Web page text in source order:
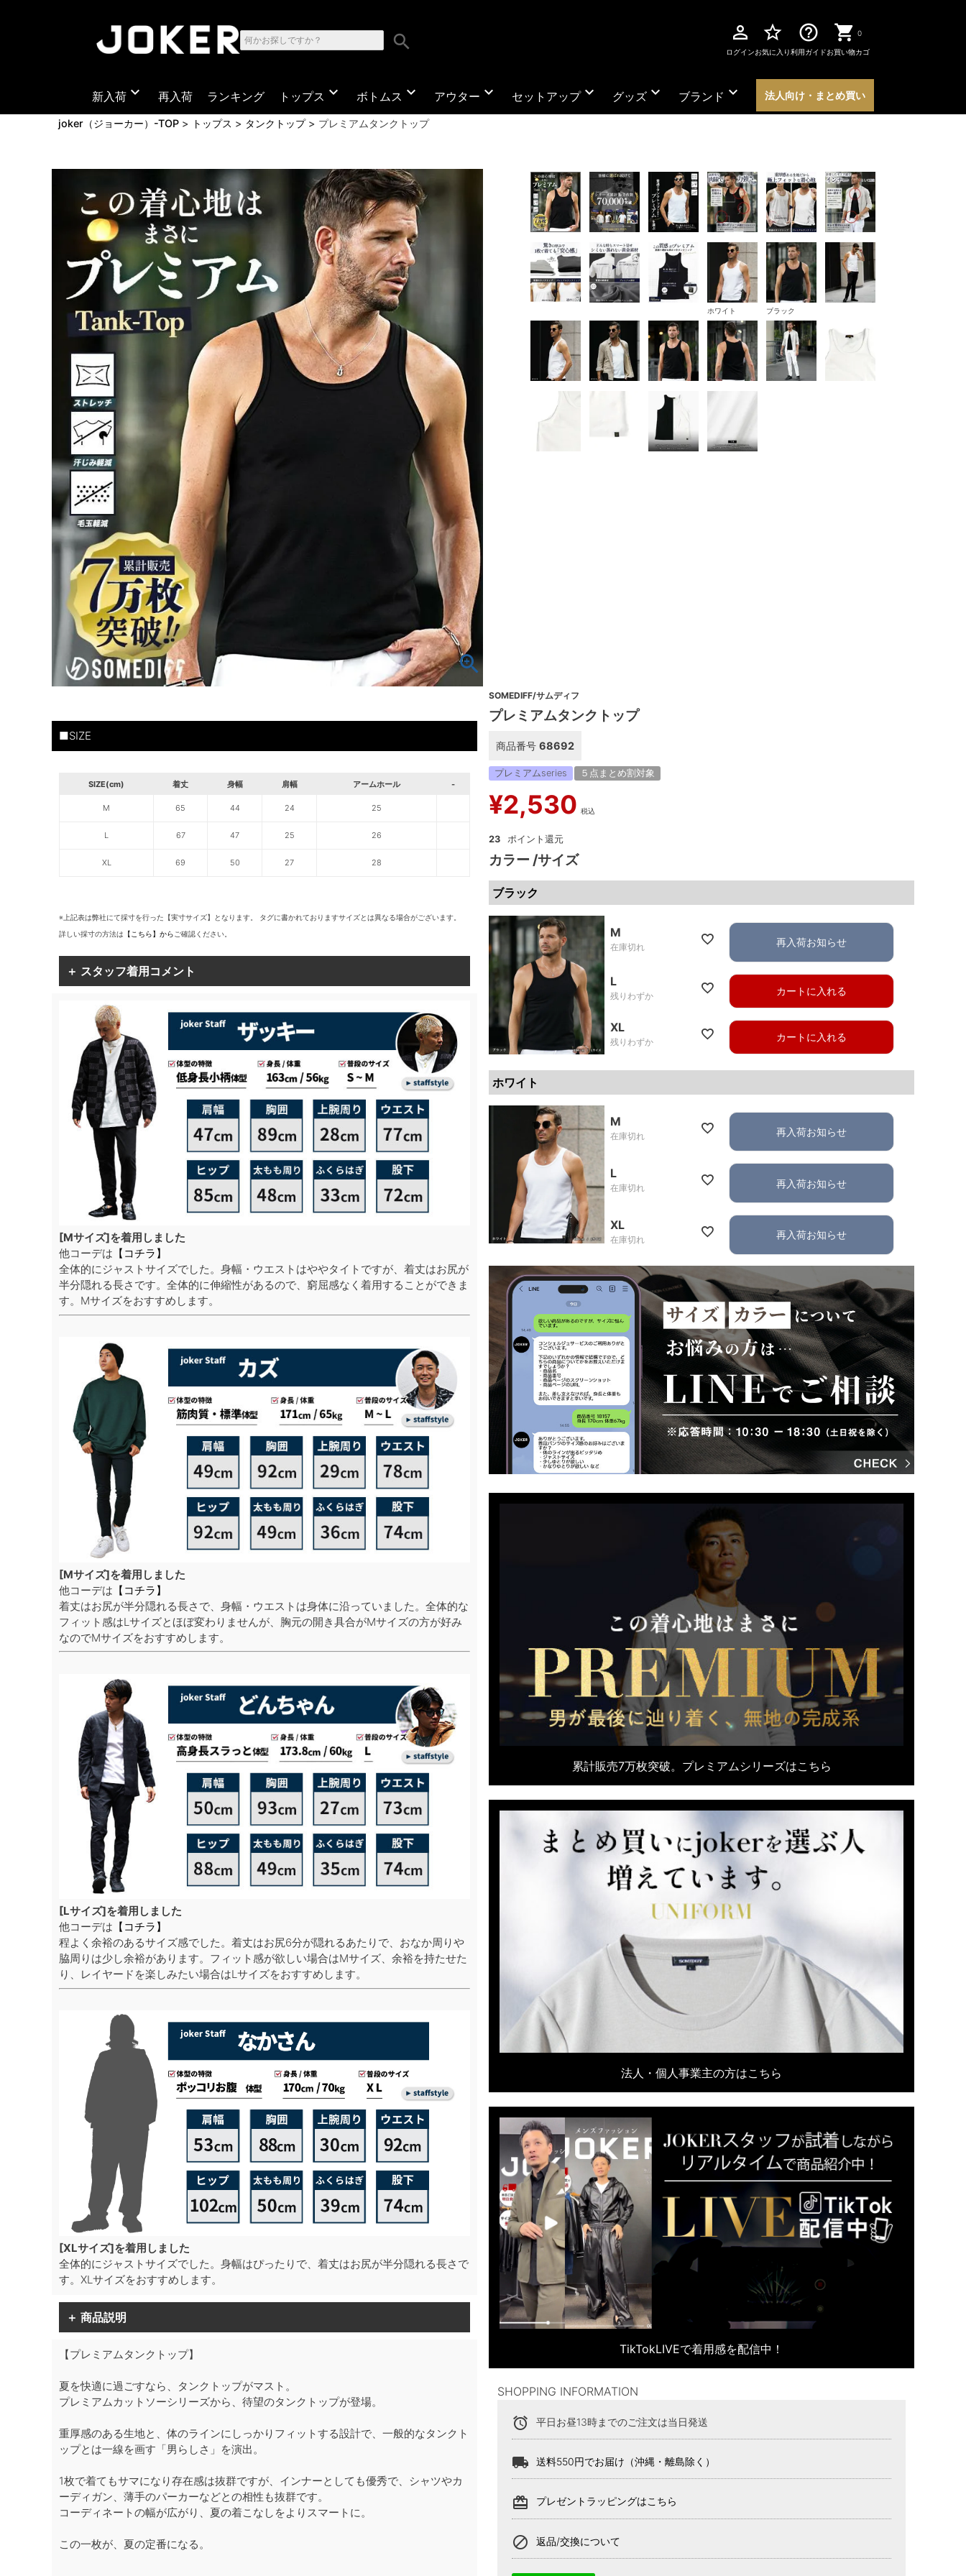
search perm_identity
ログイン
star_border
お気に入り
help_outline
利用ガイド
0
お買い物カゴ
新入荷 expand_more 再入荷 ランキング トップス expand_more ボトムス expand_more アウター expand_more セットアップexpand_more グッズ expand_more ブランド expand_more 法人向け・まとめ買い
joker（ジョーカー）-TOP トップス タンクトップ プレミアムタンクトップ
ホワイト ブラック
■SIZE
SIZE(cm) 着丈 身幅 肩幅 アームホール -
M 65 44 24 25
L 67 47 25 26
XL 69 50 27 28
※上記表は弊社にて採寸を行った【実寸サイズ】となります。 タグに書かれておりますサイズとは異なる場合がございます。
詳しい採寸の方法は 【こちら】から ご確認ください。
＋ スタッフ着用コメント
[Mサイズ]を着用しました
他コーデは 【コチラ】
全体的にジャストサイズでした。身幅・ウエストはややタイトですが、着丈はお尻が
半分隠れる長さです。全体的に伸縮性があるので、窮屈感なく着用することができま
す。Mサイズをおすすめします。
[Mサイズ]を着用しました
他コーデは 【コチラ】
着丈はお尻が半分隠れる長さで、身幅・ウエストは身体に沿っていました。全体的な
フィット感はLサイズとほぼ変わりませんが、胸元の開き具合がMサイズの方が好み
なのでMサイズをおすすめします。
[Lサイズ]を着用しました
他コーデは 【コチラ】
程よく余裕のあるサイズ感でした。着丈はお尻6分が隠れるあたりで、おなか周りや
脇周りは少し余裕があります。フィット感が欲しい場合はMサイズ、余裕を持たせた
り、レイヤードを楽しみたい場合はLサイズをおすすめします。
[XLサイズ]を着用しました
全体的にジャストサイズでした。身幅はぴったりで、着丈はお尻が半分隠れる長さで
す。XLサイズをおすすめします。
＋ 商品説明
【プレミアムタンクトップ】
夏を快適に過ごすなら、タンクトップがマスト。
プレミアムカットソーシリーズから、待望のタンクトップが登場。
重厚感のある生地と、体のラインにしっかりフィットする設計で、一般的なタンクト
ップとは一線を画す「男らしさ」を演出。
1枚で着てもサマになり存在感は抜群ですが、インナーとしても優秀で、シャツやカ
ーディガン、薄手のパーカーなどとの相性も抜群です。
コーディネートの幅が広がり、夏の着こなしをよりスマートに。
この一枚が、夏の定番になる。
SOMEDIFF/サムディフ
プレミアムタンクトップ
商品番号 68692
プレミアムseries ５点まとめ割対象
¥2,530 税込
23
カラー サイズ
ブラック
M
在庫切れ 再入荷お知らせ
L
残りわずか カートに入れる
XL
残りわずか カートに入れる
ホワイト
M
在庫切れ 再入荷お知らせ
L
在庫切れ 再入荷お知らせ
XL
在庫切れ 再入荷お知らせ
累計販売7万枚突破。プレミアムシリーズはこちら
法人・個人事業主の方はこちら
TikTokLIVEで着用感を配信中！
SHOPPING INFORMATION
alarm 平日お昼13時までのご注文は当日発送
local_shipping 送料550円でお届け（沖縄・離島除く）
card_giftcard プレゼントラッピングはこちら
block 返品/交換について